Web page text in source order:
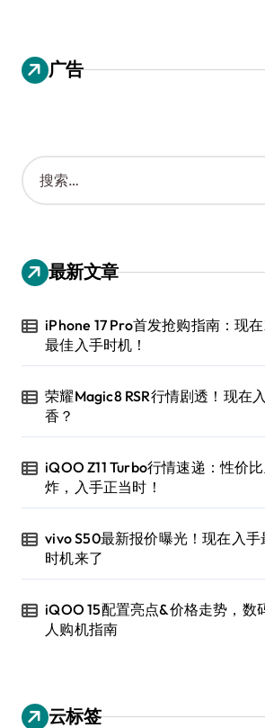
广告
搜
索
：
最新文章
iPhone 17 Pro首发抢购指南：现
最佳入手时机！
荣耀Magic8 RSR行情剧透！现在
香？
iQOO Z11 Turbo行情速递：性价
炸，入手正当时！
vivo S50最新报价曝光！现在入手
时机来了
iQOO 15配置亮点&价格走势，数
人购机指南
云标签